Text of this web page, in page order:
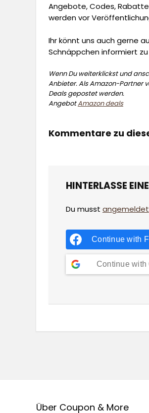
Angebote, Codes,
werden vor
Ihr könnt uns auch gerne
Schnäppchen informiert
Wenn Du weiterklickst und
Anbieter. Als Amazon-Partner
Deals gepostet werden.
AngebotAmazon deals
Kommentare zu
HINTERLASSE
Du musst angemeldet
Continue with
Continue with
Über Coupon & More